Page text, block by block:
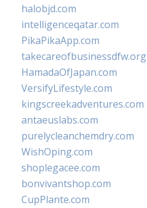
halobjd.com
intelligenceqatar.com
PikaPikaApp.com
takecareofbusinessdfw.org
HamadaOfJapan.com
VersifyLifestyle.com
kingscreekadventures.com
antaeuslabs.com
purelycleanchemdry.com
WishOping.com
shoplegacee.com
bonvivantshop.com
CupPlante.com